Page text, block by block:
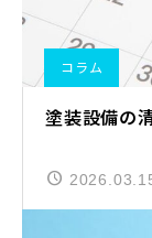
コラム
塗装設備の